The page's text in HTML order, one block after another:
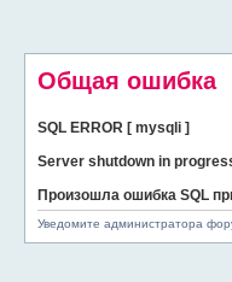
Общая ошибка
SQL ERROR [ mysqli ]
Server shutdown in
Произошла ошибка SQL
Уведомите администратора